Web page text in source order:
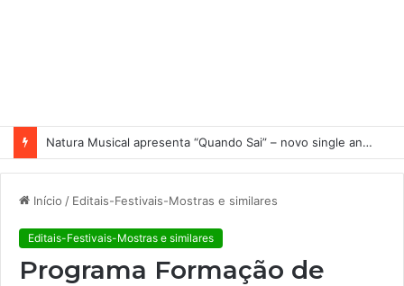
Natura Musical apresenta “Quando Sai” – novo single antecipa estreia do primeiro álbum solo de Elisa Maia
Início / Editais-Festivais-Mostras e similares
Editais-Festivais-Mostras e similares
Programa Formação de